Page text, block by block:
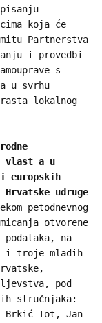
koja će
Partnerstva
i provedbi
s
u svrhu
lokalnog
vlast a u
europskih
udruge
petodnevnog
otvorene
na
i troje mladih
pod
stručnjaka:
Brkić Tot, Jan